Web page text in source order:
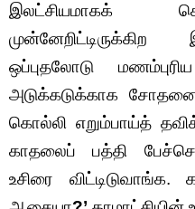
இலட்சியமாகக்
ஒப்புதலோடு
அடுக்கடுக்காக
கொல்லி எறும்பாய்த்
காதலைப் பத்தி
உசிரை